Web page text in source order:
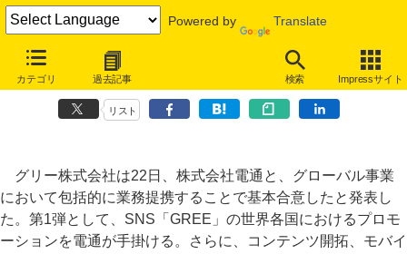
Powered by Translate
カテゴリ 過去記事 検索 Impressサイト
グリーと電通がグローバル事業で提携、世界各国で「GREE」プロモー
ション
リスト
グリー株式会社は22日、株式会社電通と、グローバル事業
において包括的に業務提携することで基本合意したと発表し
た。第1弾として、SNS「GREE」の世界各国におけるプロモ
ーションを電通が手掛ける。さらに、コンテンツ開拓、モバイ